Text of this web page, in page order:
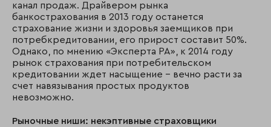
канал продаж. Драйвером рынка
банкострахования в 2013 году останется
страхование жизни и здоровья заемщиков при
потребкредитовании, его прирост составит 50%.
Однако, по мнению «Эксперта РА», к 2014 году
рынок страхования при потребительском
кредитовании ждет насыщение – вечно расти за
счет навязывания простых продуктов
невозможно.
Рыночные ниши: некэптивные страховщики